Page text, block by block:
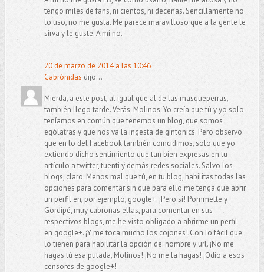
tengo miles de fans, ni cientos, ni decenas. Sencillamente no
lo uso, no me gusta. Me parece maravilloso que a la gente le
sirva y le guste. A mi no.
20 de marzo de 2014 a las 10:46
Cabrónidas dijo...
Mierda, a este post, al igual que al de las masqueperras,
también llego tarde. Verás, Molinos. Yo creía que tú y yo solo
teníamos en común que tenemos un blog, que somos
ególatras y que nos va la ingesta de gintonics. Pero observo
que en lo del Facebook también coincidimos, solo que yo
extiendo dicho sentimiento que tan bien expresas en tu
artículo a twitter, tuenti y demás redes sociales. Salvo los
blogs, claro. Menos mal que tú, en tu blog, habilitas todas las
opciones para comentar sin que para ello me tenga que abrir
un perfil en, por ejemplo, google+. ¡Pero sí! Pommette y
Gordipé, muy cabronas ellas, para comentar en sus
respectivos blogs, me he visto obligado a abrirme un perfil
en google+. ¡Y me toca mucho los cojones! Con lo fácil que
lo tienen para habilitar la opción de: nombre y url. ¡No me
hagas tú esa putada, Molinos! ¡No me la hagas! ¡Odio a esos
censores de google+!